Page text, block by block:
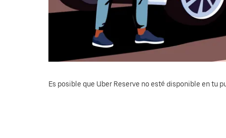
Es posible que Uber Reserve no esté disponible en tu